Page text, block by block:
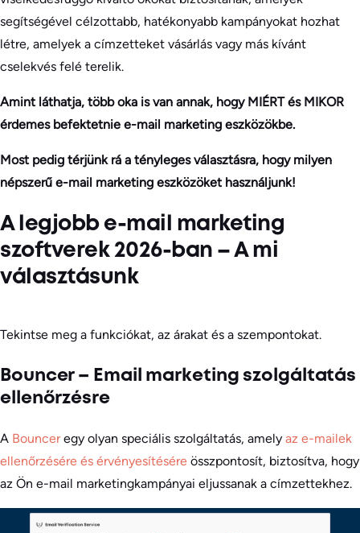
segítségével célzottabb, hatékonyabb kampányokat hozhat
létre, amelyek a címzetteket vásárlás vagy más kívánt
cselekvés felé terelik.
Amint láthatja, több oka is van annak, hogy MIÉRT és MIKOR
érdemes befektetnie e-mail marketing eszközökbe.
Most pedig térjünk rá a tényleges választásra, hogy milyen
népszerű e-mail marketing eszközöket használjunk!
A legjobb e-mail marketing
szoftverek 2026-ban – A mi
választásunk
Tekintse meg a funkciókat, az árakat és a szempontokat.
Bouncer – Email marketing szolgáltatás
ellenőrzésre
A Bounceregy olyan speciális szolgáltatás, amely az e-mailek
ellenőrzésére és érvényesítésére összpontosít, biztosítva, hogy
az Ön e-mail marketingkampányai eljussanak a címzettekhez.